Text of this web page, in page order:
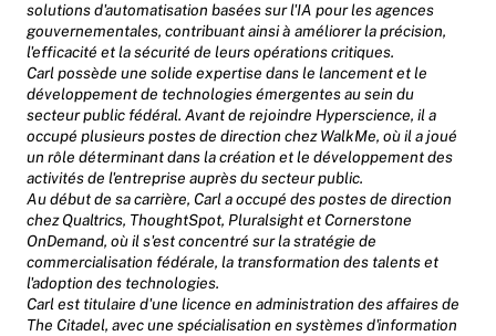
solutions d'automatisation basées sur l'IA pour les agences
gouvernementales, contribuant ainsi à améliorer la précision,
l'efficacité et la sécurité de leurs opérations critiques.
Carl possède une solide expertise dans le lancement et le
développement de technologies émergentes au sein du
secteur public fédéral. Avant de rejoindre Hyperscience, il a
occupé plusieurs postes de direction chez WalkMe, où il a joué
un rôle déterminant dans la création et le développement des
activités de l'entreprise auprès du secteur public.
Au début de sa carrière, Carl a occupé des postes de direction
chez Qualtrics, ThoughtSpot, Pluralsight et Cornerstone
OnDemand, où il s'est concentré sur la stratégie de
commercialisation fédérale, la transformation des talents et
l'adoption des technologies.
Carl est titulaire d'une licence en administration des affaires de
The Citadel, avec une spécialisation en systèmes d'information